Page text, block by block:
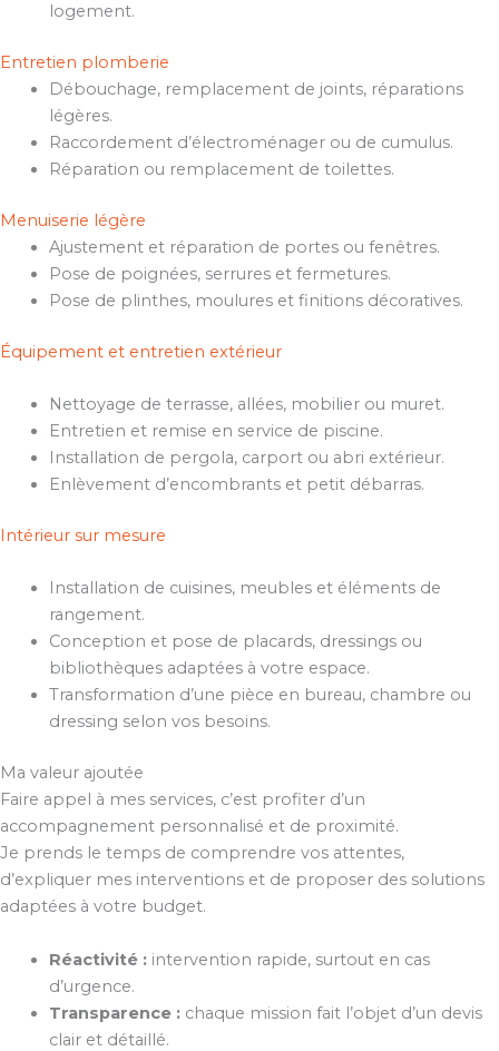
logement.
Entretien plomberie
Débouchage, remplacement de joints, réparations
légères.
Raccordement d’électroménager ou de cumulus.
Réparation ou remplacement de toilettes.
Menuiserie légère
Ajustement et réparation de portes ou fenêtres.
Pose de poignées, serrures et fermetures.
Pose de plinthes, moulures et finitions décoratives.
Équipement et entretien extérieur
Nettoyage de terrasse, allées, mobilier ou muret.
Entretien et remise en service de piscine.
Installation de pergola, carport ou abri extérieur.
Enlèvement d’encombrants et petit débarras.
Intérieur sur mesure
Installation de cuisines, meubles et éléments de
rangement.
Conception et pose de placards, dressings ou
bibliothèques adaptées à votre espace.
Transformation d’une pièce en bureau, chambre ou
dressing selon vos besoins.
Ma valeur ajoutée
Faire appel à mes services, c’est profiter d’un
accompagnement personnalisé et de proximité.
Je prends le temps de comprendre vos attentes,
d’expliquer mes interventions et de proposer des solutions
adaptées à votre budget.
Réactivité :intervention rapide, surtout en cas
d’urgence.
Transparence :chaque mission fait l’objet d’un devis
clair et détaillé.